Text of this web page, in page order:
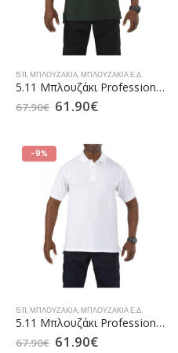
5.11,ΜΠΛΟΥΖΆΚΙΑ,ΜΠΛΟΥΖΆΚΙΑ Ε.Δ.
5.11 Μπλουζάκι Professional Polo K/M L.E. Green (41060)
67.90€ 61.90€
-9%
5.11,ΜΠΛΟΥΖΆΚΙΑ,ΜΠΛΟΥΖΆΚΙΑ Ε.Δ.
5.11 Μπλουζάκι Professional Polo K/M White (41060)
67.90€ 61.90€